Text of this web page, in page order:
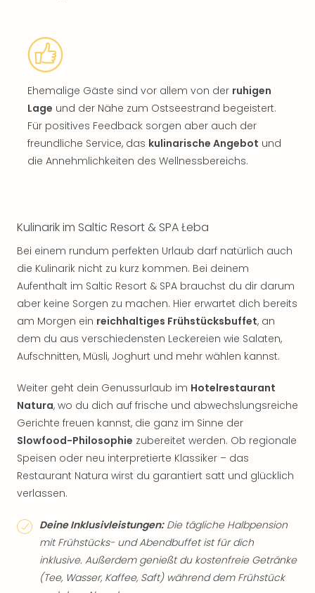
Ehemalige Gäste sind vor allem von der ruhigen
Lage und der Nähe zum Ostseestrand begeistert.
Für positives Feedback sorgen aber auch der
freundliche Service, das kulinarische Angebot und
die Annehmlichkeiten des Wellnessbereichs.
Kulinarik im Saltic Resort & SPA Łeba
Bei einem rundum perfekten Urlaub darf natürlich auch
die Kulinarik nicht zu kurz kommen. Bei deinem
Aufenthalt im Saltic Resort & SPA brauchst du dir darum
aber keine Sorgen zu machen. Hier erwartet dich bereits
am Morgen ein reichhaltiges Frühstücksbuffet, an
dem du aus verschiedensten Leckereien wie Salaten,
Aufschnitten, Müsli, Joghurt und mehr wählen kannst.
Weiter geht dein Genussurlaub im Hotelrestaurant
Natura, wo du dich auf frische und abwechslungsreiche
Gerichte freuen kannst, die ganz im Sinne der
Slowfood-Philosophie zubereitet werden. Ob regionale
Speisen oder neu interpretierte Klassiker – das
Restaurant Natura wirst du garantiert satt und glücklich
verlassen.
Deine Inklusivleistungen:Die tägliche Halbpension
mit Frühstücks- und Abendbuffet ist für dich
inklusive. Außerdem genießt du kostenfreie Getränke
(Tee, Wasser, Kaffee, Saft) während dem Frühstück